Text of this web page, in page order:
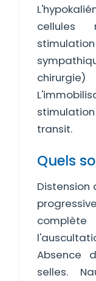
cellules
transit.
Quels
Absence
selles.